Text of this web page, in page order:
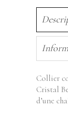
Collier
Cristal
d’une